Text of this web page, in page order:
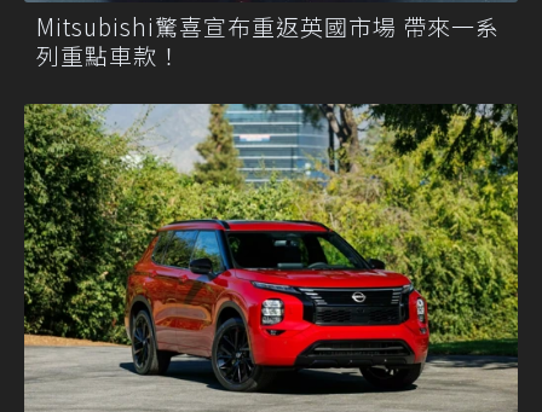
Mitsubishi驚喜宣布重返英國市場 帶來一系
列重點車款！